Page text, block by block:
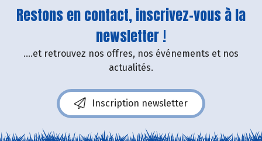
Restons en contact, inscrivez-vous à la
newsletter !
....et retrouvez nos offres, nos événements et nos
actualités.
Inscription newsletter